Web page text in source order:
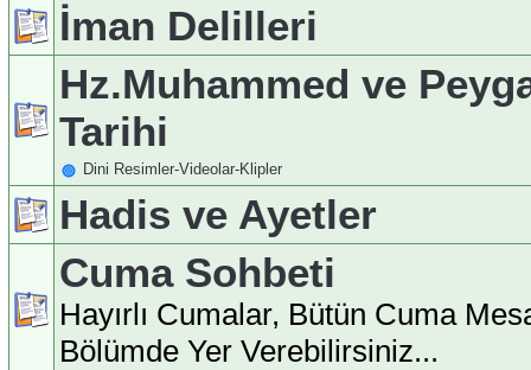
İman Delilleri
Hz.Muhammed ve
Tarihi
Dini Resimler-Videolar-Klipler
Hadis ve Ayetler
Cuma Sohbeti
Hayırlı Cumalar, Bütün Cuma
Bölümde Yer Verebilirsiniz...